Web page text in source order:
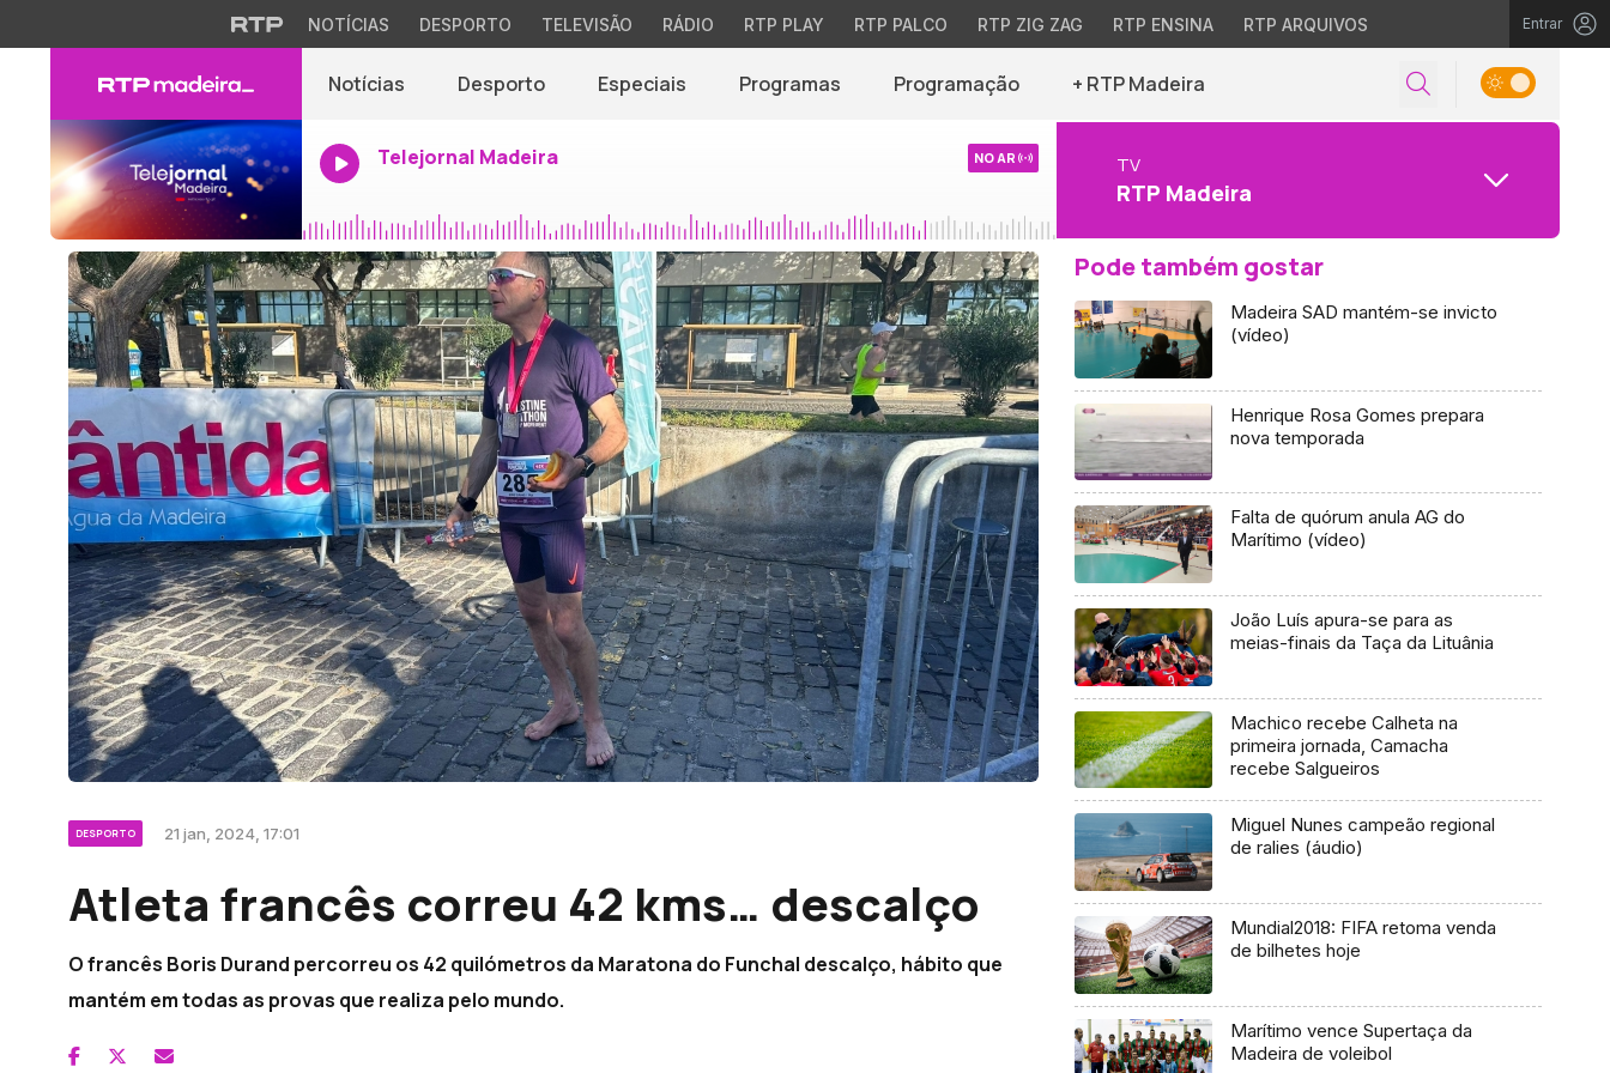
NOTÍCIAS DESPORTO TELEVISÃO RÁDIO RTP PLAY RTP PALCO RTP ZIG ZAG RTP ENSINA RTP ARQUIVOS Entrar
Notícias Desporto Especiais Programas Programação + RTP Madeira
Telejornal Madeira NO AR TV
RTP Madeira
DESPORTO 21 jan, 2024, 17:01
Atleta francês correu 42 kms… descalço
O francês Boris Durand percorreu os 42 quilómetros da Maratona do Funchal descalço, hábito que
mantém em todas as provas que realiza pelo mundo.
Pode também gostar
Madeira SAD mantém-se invicto
(vídeo)
Henrique Rosa Gomes prepara
nova temporada
Falta de quórum anula AG do
Marítimo (vídeo)
João Luís apura-se para as
meias-finais da Taça da Lituânia
Machico recebe Calheta na
primeira jornada, Camacha
recebe Salgueiros
Miguel Nunes campeão regional
de ralies (áudio)
Mundial2018: FIFA retoma venda
de bilhetes hoje
Marítimo vence Supertaça da
Madeira de voleibol